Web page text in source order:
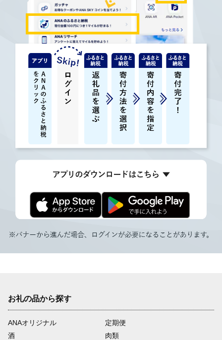
お礼の品から探す
ANAオリジナル
定期便
酒
肉類